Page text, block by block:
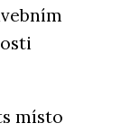
místo